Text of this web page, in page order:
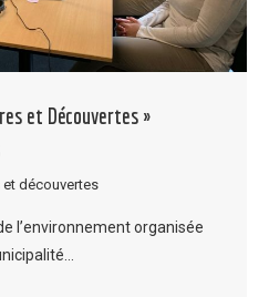
et Découvertes »
et découvertes
l’environnement organisée